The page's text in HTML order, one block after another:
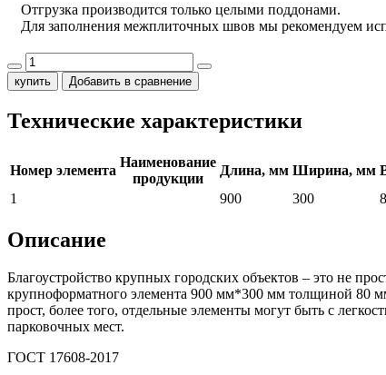
Отгрузка производится только целыми поддонами.
Для заполнения межплиточных швов мы рекомендуем
купить Добавить в сравнение
Технические характеристики
Номер элемента
Наименование
продукции
Длина, мм Ширина, мм
1
900 300
Описание
Благоустройство крупных городских объектов – это не
крупноформатного элемента 900 мм*300 мм толщиной 80
прост, более того, отдельные элементы могут быть с
парковочных мест.
ГОСТ 17608-2017